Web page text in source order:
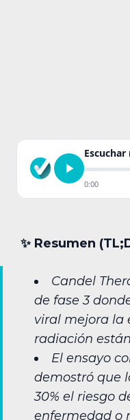
0:00
✨︎ Resumen
Candel
de fase 3
viral mejora la
radiación
El ensayo
demostró que
30% el riesgo
enfermedad o